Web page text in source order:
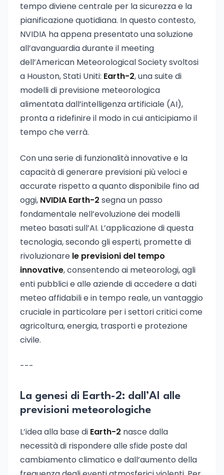
tempo diviene centrale per la sicurezza e la
pianificazione quotidiana. In questo contesto,
NVIDIA ha appena presentato una soluzione
all’avanguardia durante il meeting
dell’American Meteorological Society svoltosi
a Houston, Stati Uniti: Earth-2, una suite di
modelli di previsione meteorologica
alimentata dall’intelligenza artificiale (AI),
pronta a ridefinire il modo in cui anticipiamo il
tempo che verrà.
Con una serie di funzionalità innovative e la
capacità di generare previsioni più veloci e
accurate rispetto a quanto disponibile fino ad
oggi, NVIDIA Earth-2 segna un passo
fondamentale nell’evoluzione dei modelli
meteo basati sull’AI. L’applicazione di questa
tecnologia, secondo gli esperti, promette di
rivoluzionare le previsioni del tempo
innovative, consentendo ai meteorologi, agli
enti pubblici e alle aziende di accedere a dati
meteo affidabili e in tempo reale, un vantaggio
cruciale in particolare per i settori critici come
agricoltura, energia, trasporti e protezione
civile.
---
La genesi di Earth-2: dall’AI alle
previsioni meteorologiche
L’idea alla base di Earth-2 nasce dalla
necessità di rispondere alle sfide poste dal
cambiamento climatico e dall’aumento della